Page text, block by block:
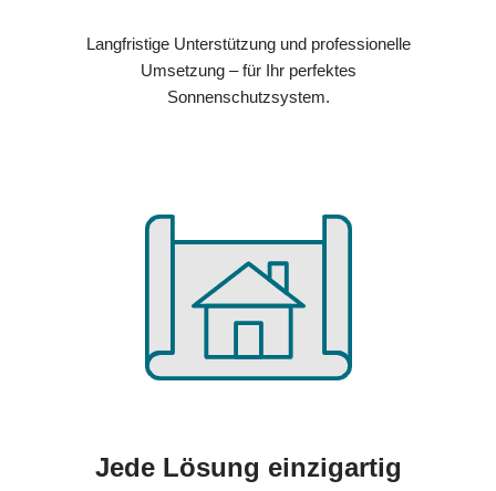
Langfristige Unterstützung und professionelle
Umsetzung – für Ihr perfektes
Sonnenschutzsystem.
Jede Lösung einzigartig